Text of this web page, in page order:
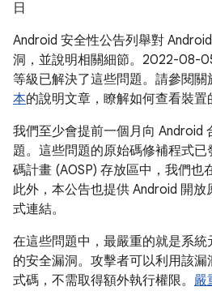
日
Android 安全性公告列舉對
洞，並說明相關細節。2022-08-
等級已解決了這些問題。請參閱關
本的說明文章，瞭解如何查看裝置
我們至少會提前一個月向 Android
題。這些問題的原始碼修補程式
碼計畫 (AOSP) 存放區中，我們也
此外，本公告也提供 Android 開
式連結。
在這些問題中，最嚴重的就是系統
的安全漏洞。攻擊者可以利用該
式碼，不需取得額外執行權限。 嚴